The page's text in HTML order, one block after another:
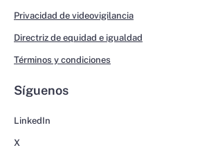
Privacidad de videovigilancia
Directriz de equidad e igualdad
Términos y condiciones
Síguenos
LinkedIn
X